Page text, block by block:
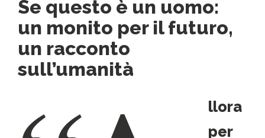
Se questo è un uomo:
un monito per il futuro,
un racconto
sull’umanità
llora
per